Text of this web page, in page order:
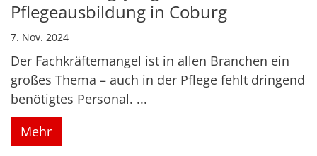
Pflegeausbildung in Coburg
7. Nov. 2024
Der Fachkräftemangel ist in allen Branchen ein
großes Thema – auch in der Pflege fehlt dringend
benötigtes Personal. ...
Mehr